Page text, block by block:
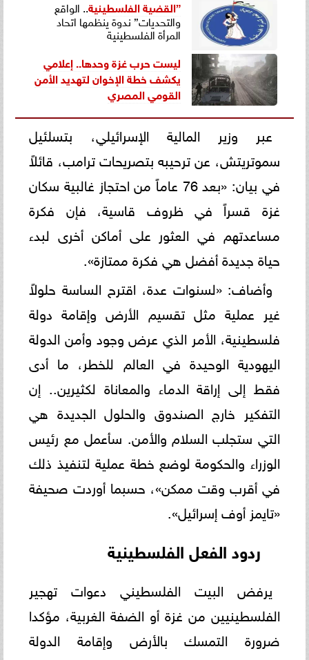
”القضية الفلسطينية.. الواقع
والتحديات” ندوة ينظمها اتحاد
المرأة الفلسطينية
ليست حرب غزة وحدها.. إعلامي
يكشف خطة الإخوان لتهديد الأمن
القومي المصري
عبر وزير المالية الإسرائيلي، بتسلئيل
سموتريتش، عن ترحيبه بتصريحات ترامب، قائلاً
في بيان: «بعد 76 عاماً من احتجاز غالبية سكان
غزة قسراً في ظروف قاسية، فإن فكرة
مساعدتهم في العثور على أماكن أخرى لبدء
حياة جديدة أفضل هي فكرة ممتازة».
وأضاف: «لسنوات عدة، اقترح الساسة حلولاً
غير عملية مثل تقسيم الأرض وإقامة دولة
فلسطينية، الأمر الذي عرض وجود وأمن الدولة
اليهودية الوحيدة في العالم للخطر، ما أدى
فقط إلى إراقة الدماء والمعاناة لكثيرين.. إن
التفكير خارج الصندوق والحلول الجديدة هي
التي ستجلب السلام والأمن. سأعمل مع رئيس
الوزراء والحكومة لوضع خطة عملية لتنفيذ ذلك
في أقرب وقت ممكن»، حسبما أوردت صحيفة
«تايمز أوف إسرائيل».
ردود الفعل الفلسطينية
يرفض البيت الفلسطيني دعوات تهجير
الفلسطينيين من غزة أو الضفة الغربية، مؤكدا
ضرورة التمسك بالأرض وإقامة الدولة